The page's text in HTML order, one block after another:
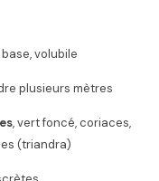
volubile
plusieurs mètres
, vert foncé, coriaces,
(triandra)